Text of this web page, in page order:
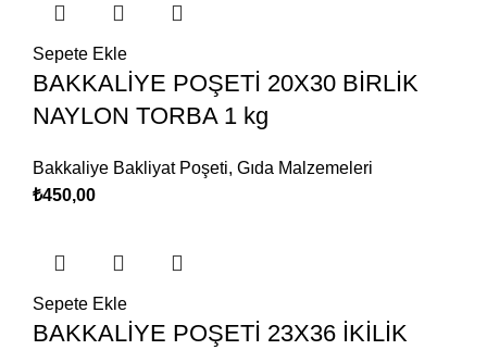
Sepete Ekle
BAKKALİYE POŞETİ 20X30 BİRLİK
NAYLON TORBA 1 kg
Bakkaliye Bakliyat Poşeti, Gıda Malzemeleri
₺450,00
Sepete Ekle
BAKKALİYE POŞETİ 23X36 İKİLİK